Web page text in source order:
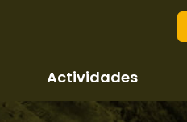
Actividades